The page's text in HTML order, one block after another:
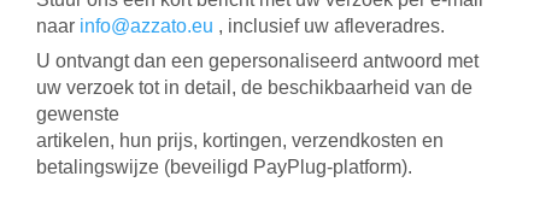
naar info@azzato.eu , inclusief uw afleveradres.
U ontvangt dan een gepersonaliseerd antwoord met
uw verzoek tot in detail, de beschikbaarheid van de
gewenste
artikelen, hun prijs, kortingen, verzendkosten en
betalingswijze (beveiligd PayPlug-platform).